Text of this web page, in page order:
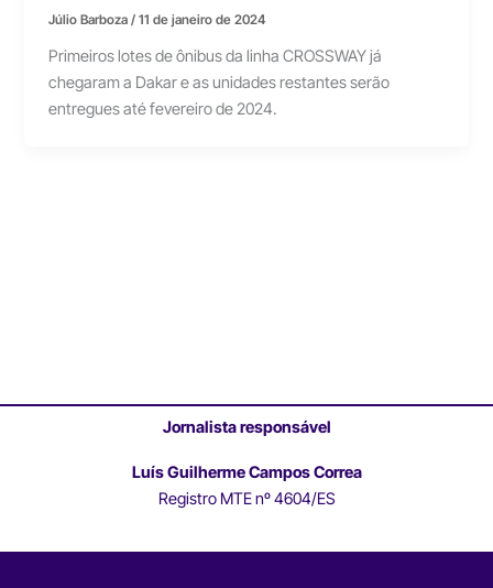
Júlio Barboza/11 de janeiro de 2024
Primeiros lotes de ônibus da linha CROSSWAY já
chegaram a Dakar e as unidades restantes serão
entregues até fevereiro de 2024.
Jornalista responsável
Luís Guilherme Campos Correa
Registro MTE nº 4604/ES